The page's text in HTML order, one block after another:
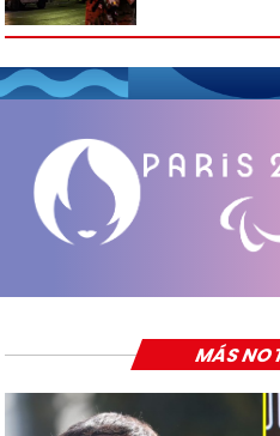
MÁS